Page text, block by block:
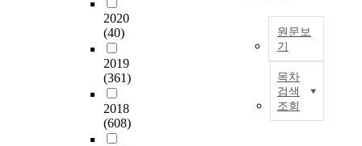
2020
(40)
2019
(361)
2018
(608)
원문보
기
목차
검색
조회